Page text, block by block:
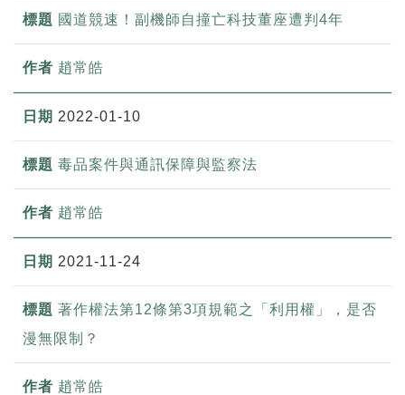
國道競速！副機師自撞亡科技董座遭判4年
趙常皓
2022-01-10
毒品案件與通訊保障與監察法
趙常皓
2021-11-24
著作權法第12條第3項規範之「利用權」，是否
漫無限制？
趙常皓